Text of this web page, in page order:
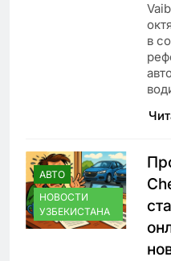
в
АВТО
НОВОСТИ
УЗБЕКИСТАНА